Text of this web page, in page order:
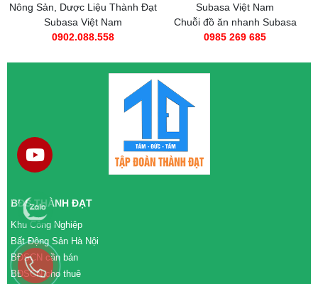
Nông Sản, Dược Liệu Thành Đạt
Subasa Việt Nam
0902.088.558
Subasa Việt Nam
Chuỗi đồ ăn nhanh Subasa
0985 269 685
BĐS THÀNH ĐẠT
Khu Công Nghiệp
Bất Động Sản Hà Nội
BĐSCN cần bán
BĐSCN cho thuê